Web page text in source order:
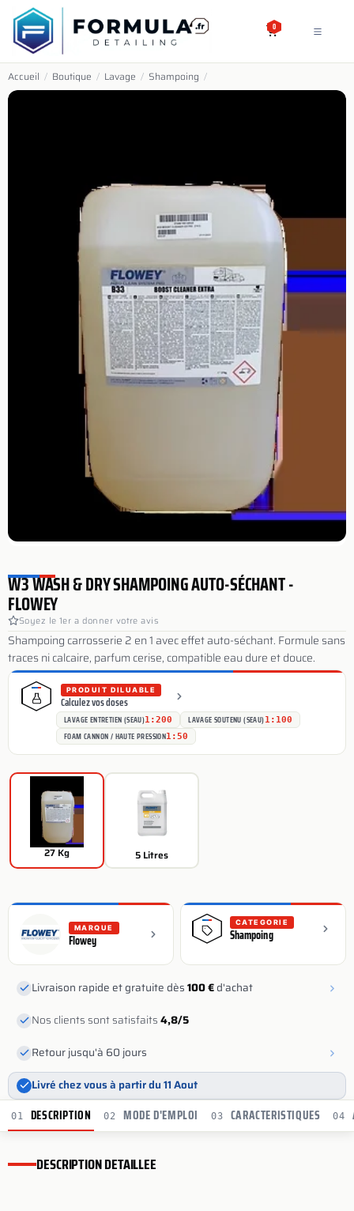
SE RENDRE AU CONTENU
0
Accueil / Boutique / Lavage / Shampoing /
W3 WASH & DRY SHAMPOING AUTO-SÉCHANT -
FLOWEY
Soyez le 1er a donner votre avis
Shampoing carrosserie 2 en 1 avec effet auto-séchant. Formule sans
traces ni calcaire, parfum cerise, compatible eau dure et douce.
PRODUIT DILUABLE
Calculez vos doses
LAVAGE ENTRETIEN (SEAU)1:200 LAVAGE SOUTENU (SEAU)1:100
FOAM CANNON / HAUTE PRESSION1:50
27 Kg 5 Litres
MARQUE
Flowey
CATEGORIE
Shampoing
Livraison rapide et gratuite dès100 €d'achat
Nos clients sont satisfaits4,8/5
Retour jusqu'à 60 jours
Livré chez vous à partir du 11 Aout
01 DESCRIPTION 02 MODE D'EMPLOI 03 CARACTERISTIQUES 04
DESCRIPTION DETAILLEE